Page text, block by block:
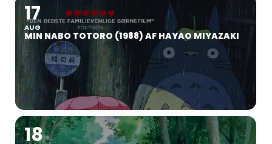
17
AUG
MIN NABO TOTORO (1988) AF HAYAO MIYAZAKI
18